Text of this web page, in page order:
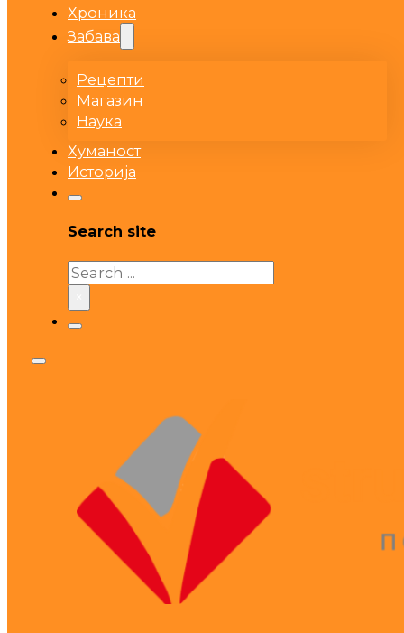
Хроника
Забава
Рецепти
Магазин
Наука
Хуманост
Историја
Search site
Search